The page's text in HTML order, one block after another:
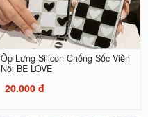
Ốp Lưng Silicon Chống Sốc Viền
Nổi BE LOVE
20.000 đ